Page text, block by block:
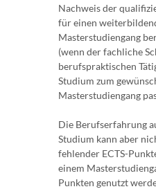
Nachweis der
für einen
Masterstudiengang
(wenn der fachliche
berufspraktischen
Studium zum
Masterstudiengang
Die Berufserfahrung
Studium kann aber
fehlender ECTS-
einem
Punkten genutzt